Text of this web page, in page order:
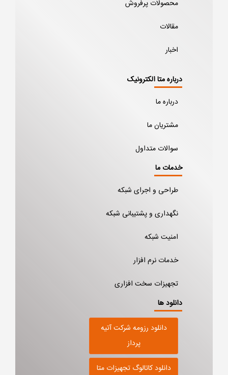
محصولات پرفروش
مقالات
اخبار
درباره متا الکترونیک
درباره ما
مشتریان ما
سوالات متداول
خدمات ما
طراحی و اجرای شبکه
نگهداری و پشتیبانی شبکه
امنیت شبکه
خدمات نرم افزار
تجهیزات سخت افزاری
دانلود ها
دانلود رزومه شرکت آتیه
پرداز
دانلود کاتالوگ تجهیزات متا